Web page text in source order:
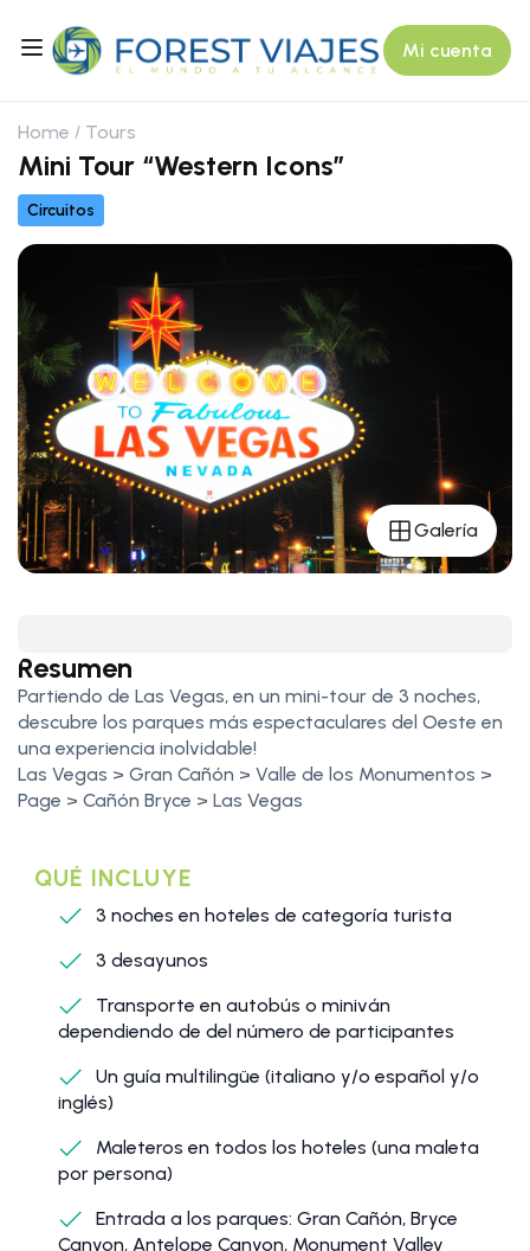
Mi cuenta
Home Tours
Mini Tour “Western Icons”
Circuitos
Galería
Resumen
Partiendo de Las Vegas, en un mini-tour de 3 noches,
descubre los parques más espectaculares del Oeste en
una experiencia inolvidable!
Las Vegas > Gran Cañón > Valle de los Monumentos >
Page > Cañón Bryce > Las Vegas
QUÉ INCLUYE
3 noches en hoteles de categoría turista
3 desayunos
Transporte en autobús o miniván
dependiendo de del número de participantes
Un guía multilingüe (italiano y/o español y/o
inglés)
Maleteros en todos los hoteles (una maleta
por persona)
Entrada a los parques: Gran Cañón, Bryce
Canyon, Antelope Canyon, Monument Valley